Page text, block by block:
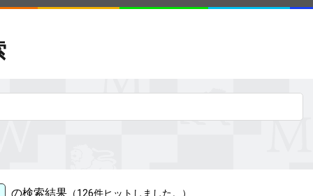
の検索結果 （126件ヒットしました。）